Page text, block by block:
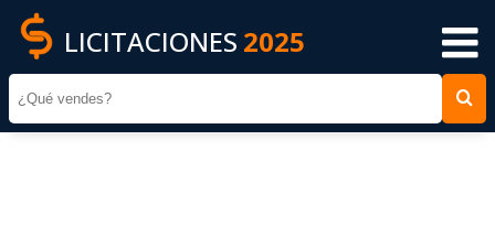
LICITACIONES 2025